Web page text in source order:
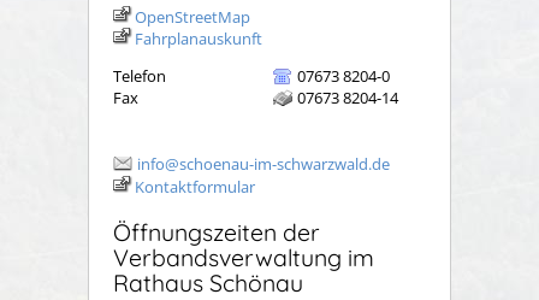
OpenStreetMap
Fahrplanauskunft
Telefon
07673 8204-0
Fax
07673 8204-14
info@schoenau-im-schwarzwald.de
Kontaktformular
Öffnungszeiten der
Verbandsverwaltung im
Rathaus Schönau